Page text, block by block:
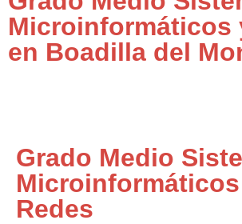
Microinformáticos
en Boadilla del
Grado Medio
Redes